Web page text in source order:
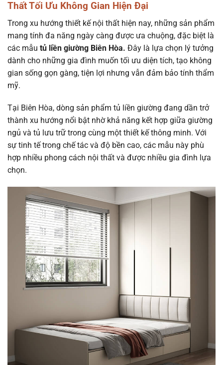
Thất Tối Ưu Không Gian Hiện Đại
Trong xu hướng thiết kế nội thất hiện nay, những sản phẩm
mang tính đa năng ngày càng được ưa chuộng, đặc biệt là
các mẫu tủ liền giường Biên Hòa. Đây là lựa chọn lý tưởng
dành cho những gia đình muốn tối ưu diện tích, tạo không
gian sống gọn gàng, tiện lợi nhưng vẫn đảm bảo tính thẩm
mỹ.
Tại Biên Hòa, dòng sản phẩm tủ liền giường đang dần trở
thành xu hướng nổi bật nhờ khả năng kết hợp giữa giường
ngủ và tủ lưu trữ trong cùng một thiết kế thông minh. Với
sự tinh tế trong chế tác và độ bền cao, các mẫu này phù
hợp nhiều phong cách nội thất và được nhiều gia đình lựa
chọn.